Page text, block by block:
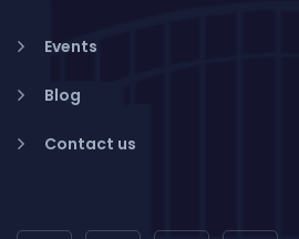
Events
Blog
Contact us